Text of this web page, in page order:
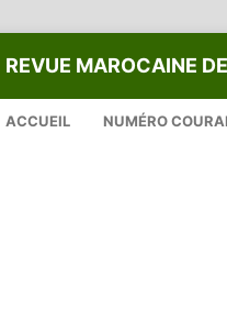
REVUE MAROCAINE
ACCUEIL NUMÉRO